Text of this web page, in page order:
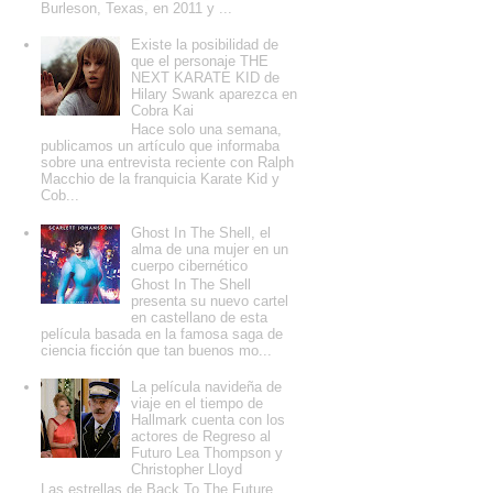
Burleson, Texas, en 2011 y ...
Existe la posibilidad de
que el personaje THE
NEXT KARATE KID de
Hilary Swank aparezca en
Cobra Kai
Hace solo una semana,
publicamos un artículo que informaba
sobre una entrevista reciente con Ralph
Macchio de la franquicia Karate Kid y
Cob...
Ghost In The Shell, el
alma de una mujer en un
cuerpo cibernético
Ghost In The Shell
presenta su nuevo cartel
en castellano de esta
película basada en la famosa saga de
ciencia ficción que tan buenos mo...
La película navideña de
viaje en el tiempo de
Hallmark cuenta con los
actores de Regreso al
Futuro Lea Thompson y
Christopher Lloyd
Las estrellas de Back To The Future